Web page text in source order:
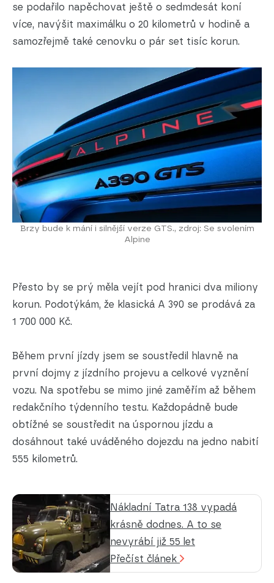
se podařilo napěchovat ještě o sedmdesát koní
více, navýšit maximálku o 20 kilometrů v hodině a
samozřejmě také cenovku o pár set tisíc korun.
Brzy bude k mání i silnější verze GTS., zdroj: Se svolením
Alpine
Přesto by se prý měla vejít pod hranici dva miliony
korun. Podotýkám, že klasická A 390 se prodává za
1 700 000 Kč.
Během první jízdy jsem se soustředil hlavně na
první dojmy z jízdního projevu a celkové vyznění
vozu. Na spotřebu se mimo jiné zaměřím až během
redakčního týdenního testu. Každopádně bude
obtížné se soustředit na úspornou jízdu a
dosáhnout také uváděného dojezdu na jedno nabití
555 kilometrů.
Nákladní Tatra 138 vypadá
krásně dodnes. A to se
nevyrábí již 55 let
Přečíst článek